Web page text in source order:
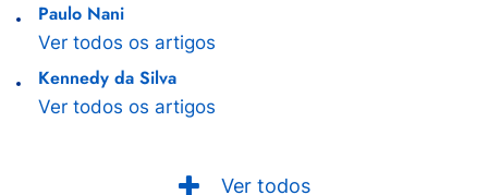
Paulo Nani
Ver todos os artigos
Kennedy da Silva
Ver todos os artigos
Ver todos